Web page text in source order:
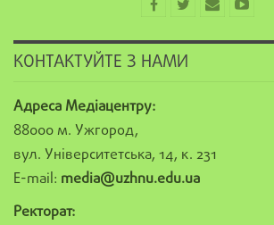
КОНТАКТУЙТЕ З НАМИ
Адреса Медіацентру:
88000 м. Ужгород,
вул. Університетська, 14, к. 231
E-mail: media@uzhnu.edu.ua
Ректорат: